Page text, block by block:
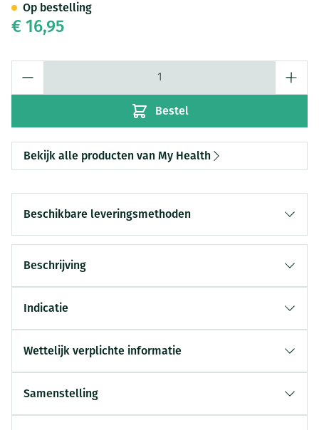
€ 16,95
Bestel
Op bestelling
Bekijk alle producten van My Health
Beschikbare leveringsmethoden
Beschrijving
Indicatie
Wettelijk verplichte informatie
Samenstelling